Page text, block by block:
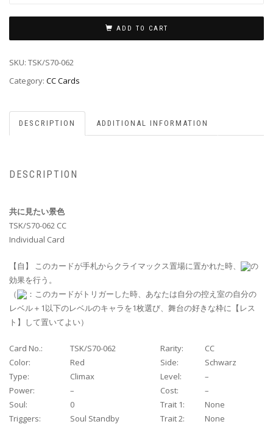
ADD TO CART
SKU: TSK/S70-062
Category: CC Cards
DESCRIPTION ADDITIONAL INFORMATION
DESCRIPTION
共に見たい景色
TSK/S70-062 CC
Individual Card
【自】 このカードが手札からクライマックス置場に置かれた時、
の
効果を行う。
（
：このカードがトリガーした時、あなたは自分の控え室の自分の
レベル＋1以下のレベルのキャラを1枚選び、舞台の好きな枠に【レス
ト】して置いてよい）
Card No.: TSK/S70-062 Rarity:
CC
Color:
Red Side:
Schwarz
Type:
Climax Level:
–
Power:
– Cost:
–
Soul:
0 Trait 1:
None
Triggers:
Soul Standby Trait 2: None